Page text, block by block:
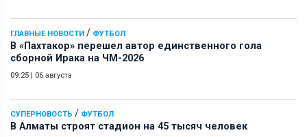
ГЛАВНЫЕ НОВОСТИ / ФУТБОЛ
В «Пахтакор» перешел автор единственного гола
сборной Ирака на ЧМ-2026
09:25 | 06 августа
СУПЕРНОВОСТЬ / ФУТБОЛ
В Алматы строят стадион на 45 тысяч человек